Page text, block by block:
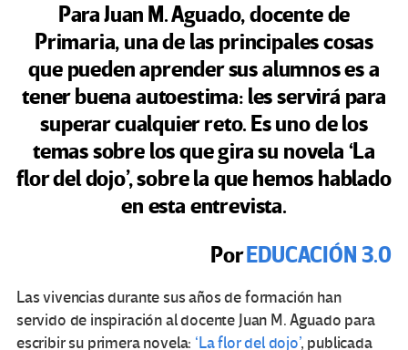
Para Juan M. Aguado, docente de
Primaria, una de las principales cosas
que pueden aprender sus alumnos es a
tener buena autoestima: les servirá para
superar cualquier reto. Es uno de los
temas sobre los que gira su novela ‘La
flor del dojo’, sobre la que hemos hablado
en esta entrevista.
PorEDUCACIÓN 3.0
Las vivencias durante sus años de formación han
servido de inspiración al docente Juan M. Aguado para
escribir su primera novela: ‘La flor del dojo’, publicada